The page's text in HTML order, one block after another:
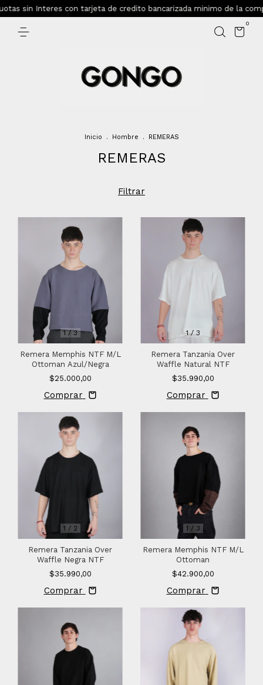
con tarjeta de credito bancarizada minimo de la compra
0
Inicio . Hombre . REMERAS
REMERAS
Filtrar
1/3
Remera Memphis NTF M/L
Ottoman Azul/Negra
$25.000,00
Comprar
1/3
Remera Tanzania Over
Waffle Natural NTF
$35.990,00
Comprar
1 / 2
Remera Tanzania Over
Waffle Negra NTF
$35.990,00
Comprar
1 / 3
Remera Memphis NTF M/L
Ottoman
$42.900,00
Comprar